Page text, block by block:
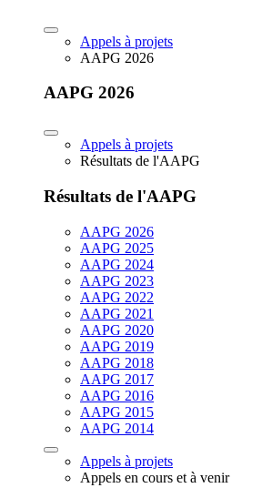
Appels à projets
AAPG 2026
AAPG 2026
Appels à projets
Résultats de l'AAPG
Résultats de l'AAPG
AAPG 2026
AAPG 2025
AAPG 2024
AAPG 2023
AAPG 2022
AAPG 2021
AAPG 2020
AAPG 2019
AAPG 2018
AAPG 2017
AAPG 2016
AAPG 2015
AAPG 2014
Appels à projets
Appels en cours et à venir